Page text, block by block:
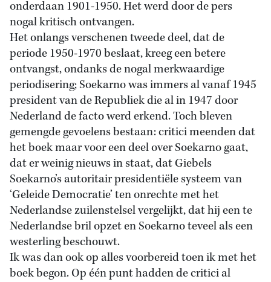
onderdaan 1901-1950. Het werd door de pers
nogal kritisch ontvangen.
Het onlangs verschenen tweede deel, dat de
periode 1950-1970 beslaat, kreeg een betere
ontvangst, ondanks de nogal merkwaardige
periodisering; Soekarno was immers al vanaf 1945
president van de Republiek die al in 1947 door
Nederland de facto werd erkend. Toch bleven
gemengde gevoelens bestaan: critici meenden dat
het boek maar voor een deel over Soekarno gaat,
dat er weinig nieuws in staat, dat Giebels
Soekarno’s autoritair presidentiële systeem van
‘Geleide Democratie’ ten onrechte met het
Nederlandse zuilenstelsel vergelijkt, dat hij een te
Nederlandse bril opzet en Soekarno teveel als een
westerling beschouwt.
Ik was dan ook op alles voorbereid toen ik met het
boek begon. Op één punt hadden de critici al